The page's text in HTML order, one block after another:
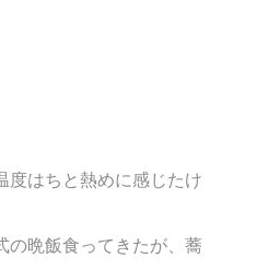
度はちと熱めに感じたけ
の晩飯食ってきたが、蕎